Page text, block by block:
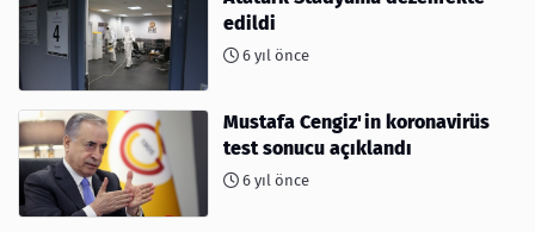
edildi
6 yıl önce
Mustafa Cengiz'in koronavirüs
test sonucu açıklandı
6 yıl önce